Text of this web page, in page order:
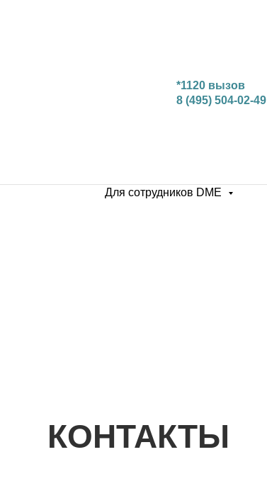
*1120 вызов
8 (495) 504-02-49
Для сотрудников DME
КОНТАКТЫ